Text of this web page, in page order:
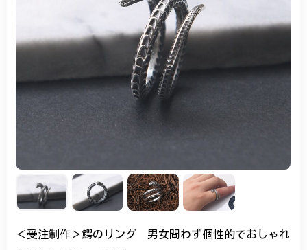
＜受注制作＞鰐のリング 男女問わず個性的でおしゃれ